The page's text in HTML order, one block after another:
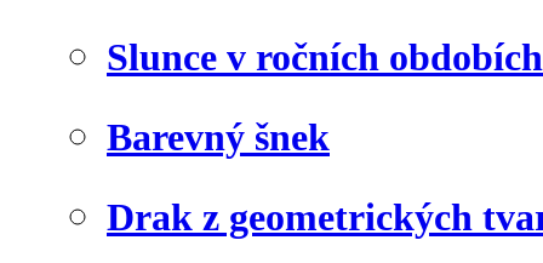
Slunce v ročních obdobích
Barevný šnek
Drak z geometrických